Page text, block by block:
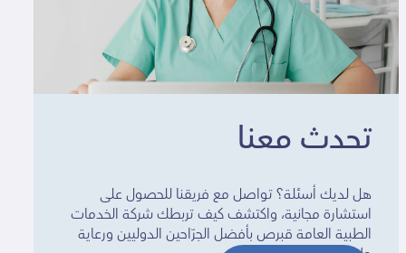
تحدث معنا
هل لديك أسئلة؟ تواصل مع فريقنا للحصول على
استشارة مجانية، واكتشف كيف تربطك شركة الخدمات
الطبية العامة قبرص بأفضل الجرّاحين الدوليين ورعاية